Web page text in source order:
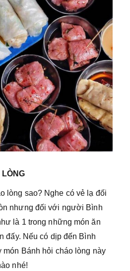
lòng sao? Nghe có vẻ lạ đối
nhưng đối với người Bình
là 1 trong những món ăn
đấy. Nếu có dịp đến Bình
Bánh hỏi cháo lòng này
nhé!